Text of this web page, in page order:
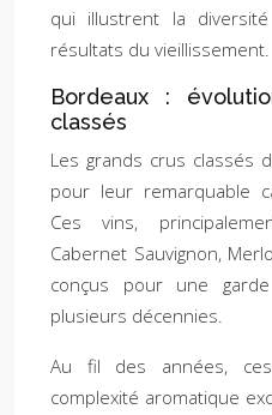
qui illustrent la
résultats du vieillissement.
Bordeaux :
classés
Les grands crus classés
pour leur remarquable
Ces vins,
Cabernet Sauvignon,
conçus pour une
plusieurs décennies.
Au fil des années,
complexité aromatique